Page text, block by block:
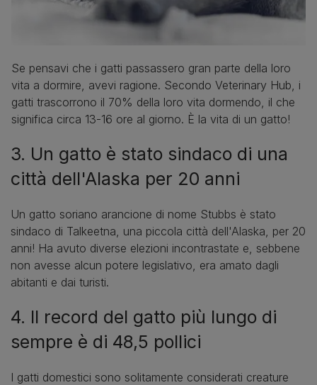
Se pensavi che i gatti passassero gran parte della loro
vita a dormire, avevi ragione. Secondo Veterinary Hub, i
gatti trascorrono il 70% della loro vita dormendo, il che
significa circa 13-16 ore al giorno. È la vita di un gatto!
3. Un gatto è stato sindaco di una
città dell'Alaska per 20 anni
Un gatto soriano arancione di nome Stubbs è stato
sindaco di Talkeetna, una piccola città dell'Alaska, per 20
anni! Ha avuto diverse elezioni incontrastate e, sebbene
non avesse alcun potere legislativo, era amato dagli
abitanti e dai turisti.
4. Il record del gatto più lungo di
sempre è di 48,5 pollici
I gatti domestici sono solitamente considerati creature